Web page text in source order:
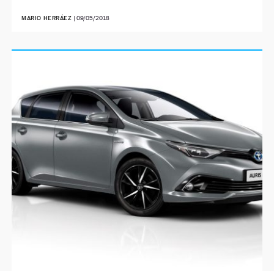
MARIO HERRÁEZ | 09/05/2018